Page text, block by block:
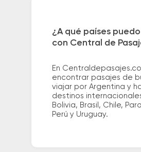
¿A qué países
con Central de
En
encontrar pasajes de
viajar por Argentina y
destinos
Bolivia, Brasil, Chile,
Perú y Uruguay.